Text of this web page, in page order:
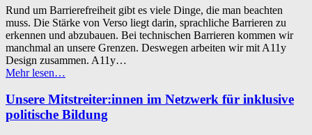
Rund um Barrierefreiheit gibt es viele Dinge, die man beachten
muss. Die Stärke von Verso liegt darin, sprachliche Barrieren zu
erkennen und abzubauen. Bei technischen Barrieren kommen wir
manchmal an unsere Grenzen. Deswegen arbeiten wir mit A11y
Design zusammen. A11y…
Mehr lesen
Zusammenarbeit
mit
A11y
…
Unsere Mitstreiter:innen im Netzwerk für inklusive
politische Bildung